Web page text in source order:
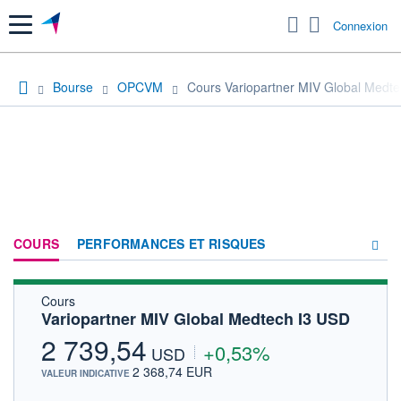
Menu Connexion
Bourse OPCVM Cours Variopartner MIV Global
COURS PERFORMANCES ET RISQUES
FORUM
Cours
Variopartner MIV Global Medtech I3 USD
2 739,54 USD +0,53%
VALEUR INDICATIVE 2 368,74 EUR